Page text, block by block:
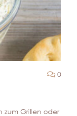
0
zum Grillen oder